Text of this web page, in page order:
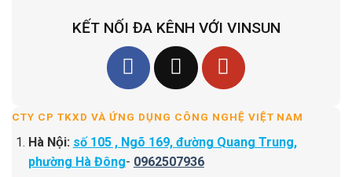
KẾT NỐI ĐA KÊNH VỚI VINSUN
CTY CP TKXD VÀ ỨNG DỤNG CÔNG NGHỆ VIỆT NAM
Hà Nội: số 105 , Ngõ 169, đường Quang Trung,
phường Hà Đông- 0962507936